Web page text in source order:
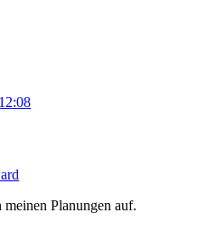
Planungen auf.